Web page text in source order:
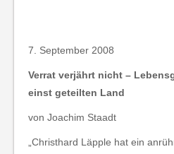
7. September 2008
Verrat verjährt nicht –
einst geteilten Land
von Joachim Staadt
„Christhard Läpple hat ein